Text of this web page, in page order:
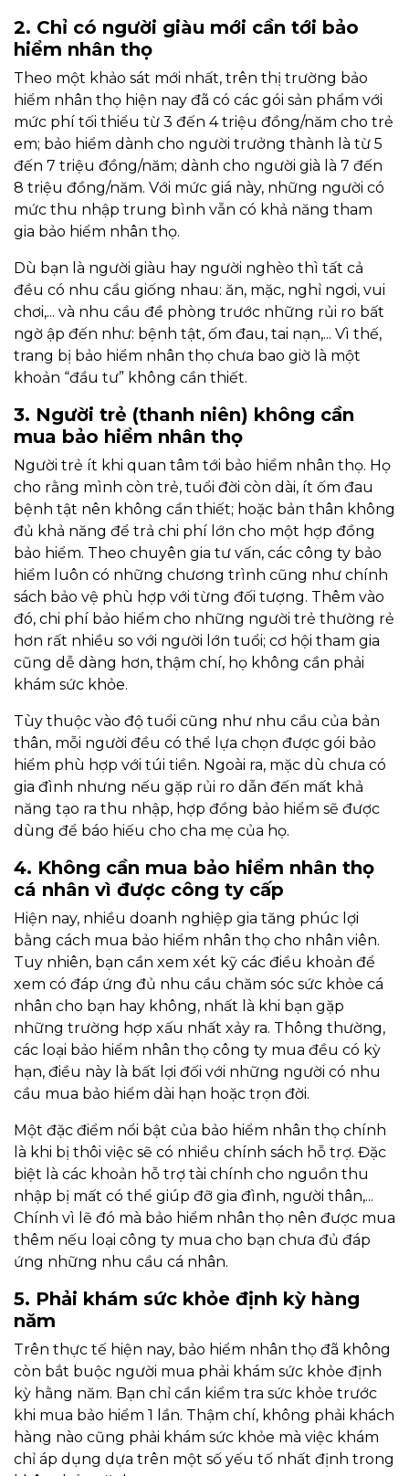
2. Chỉ có người giàu mới cần tới bảo
hiểm nhân thọ
Theo một khảo sát mới nhất, trên thị trường bảo
hiểm nhân thọ hiện nay đã có các gói sản phẩm với
mức phí tối thiểu từ 3 đến 4 triệu đồng/năm cho trẻ
em; bảo hiểm dành cho người trưởng thành là từ 5
đến 7 triệu đồng/năm; dành cho người già là 7 đến
8 triệu đồng/năm. Với mức giá này, những người có
mức thu nhập trung bình vẫn có khả năng tham
gia bảo hiểm nhân thọ.
Dù bạn là người giàu hay người nghèo thì tất cả
đều có nhu cầu giống nhau: ăn, mặc, nghỉ ngơi, vui
chơi,... và nhu cầu đề phòng trước những rủi ro bất
ngờ ập đến như: bệnh tật, ốm đau, tai nạn,... Vì thế,
trang bị bảo hiểm nhân thọ chưa bao giờ là một
khoản “đầu tư” không cần thiết.
3. Người trẻ (thanh niên) không cần
mua bảo hiểm nhân thọ
Người trẻ ít khi quan tâm tới bảo hiểm nhân thọ. Họ
cho rằng mình còn trẻ, tuổi đời còn dài, ít ốm đau
bệnh tật nên không cần thiết; hoặc bản thân không
đủ khả năng để trả chi phí lớn cho một hợp đồng
bảo hiểm. Theo chuyên gia tư vấn, các công ty bảo
hiểm luôn có những chương trình cũng như chính
sách bảo vệ phù hợp với từng đối tượng. Thêm vào
đó, chi phí bảo hiểm cho những người trẻ thường rẻ
hơn rất nhiều so với người lớn tuổi; cơ hội tham gia
cũng dễ dàng hơn, thậm chí, họ không cần phải
khám sức khỏe.
Tùy thuộc vào độ tuổi cũng như nhu cầu của bản
thân, mỗi người đều có thể lựa chọn được gói bảo
hiểm phù hợp với túi tiền. Ngoài ra, mặc dù chưa có
gia đình nhưng nếu gặp rủi ro dẫn đến mất khả
năng tạo ra thu nhập, hợp đồng bảo hiểm sẽ được
dùng để báo hiếu cho cha mẹ của họ.
4. Không cần mua bảo hiểm nhân thọ
cá nhân vì được công ty cấp
Hiện nay, nhiều doanh nghiệp gia tăng phúc lợi
bằng cách mua bảo hiểm nhân thọ cho nhân viên.
Tuy nhiên, bạn cần xem xét kỹ các điều khoản để
xem có đáp ứng đủ nhu cầu chăm sóc sức khỏe cá
nhân cho bạn hay không, nhất là khi bạn gặp
những trường hợp xấu nhất xảy ra. Thông thường,
các loại bảo hiểm nhân thọ công ty mua đều có kỳ
hạn, điều này là bất lợi đối với những người có nhu
cầu mua bảo hiểm dài hạn hoặc trọn đời.
Một đặc điểm nổi bật của bảo hiểm nhân thọ chính
là khi bị thôi việc sẽ có nhiều chính sách hỗ trợ. Đặc
biệt là các khoản hỗ trợ tài chính cho nguồn thu
nhập bị mất có thể giúp đỡ gia đình, người thân,...
Chính vì lẽ đó mà bảo hiểm nhân thọ nên được mua
thêm nếu loại công ty mua cho bạn chưa đủ đáp
ứng những nhu cầu cá nhân.
5. Phải khám sức khỏe định kỳ hàng
năm
Trên thực tế hiện nay, bảo hiểm nhân thọ đã không
còn bắt buộc người mua phải khám sức khỏe định
kỳ hằng năm. Bạn chỉ cần kiểm tra sức khỏe trước
khi mua bảo hiểm 1 lần. Thậm chí, không phải khách
hàng nào cũng phải khám sức khỏe mà việc khám
chỉ áp dụng dựa trên một số yếu tố nhất định trong